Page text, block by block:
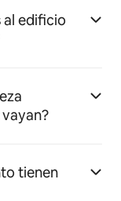
al edificio
tienen